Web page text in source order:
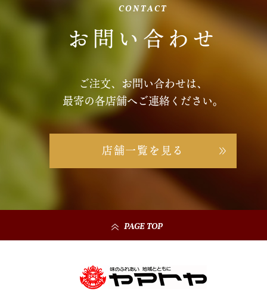
CONTACT
お問い合わせ
ご注文、お問い合わせは、
最寄の各店舗へご連絡ください。
店舗一覧を見る
PAGE TOP